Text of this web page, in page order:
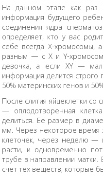
На данном этапе как раз
информация будущего
соединения ядра
определяет, кто у вас
себе всегда Х-хромосомы,
разным — с Х и Y-
девочка, а если ХY —
информация делится
50% материнских генов и
После слития яйцеклетки со
— оплодотворенная
делиться. Ее размер в
мм. Через некоторое время
клеточек, через неделю —
расти, и одновременно
трубе в направлении матки.
счет тех веществ, которые